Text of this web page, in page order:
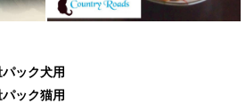
ック犬用
ック猫用